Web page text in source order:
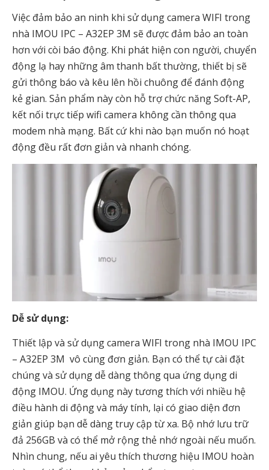
Việc đảm bảo an ninh khi sử dụng camera WIFI trong
nhà IMOU IPC – A32EP 3M sẽ được đảm bảo an toàn
hơn với còi báo động. Khi phát hiện con người, chuyển
động lạ hay những âm thanh bất thường, thiết bị sẽ
gửi thông báo và kêu lên hồi chuông để đánh động
kẻ gian. Sản phẩm này còn hỗ trợ chức năng Soft-AP,
kết nối trực tiếp wifi camera không cần thông qua
modem nhà mạng. Bất cứ khi nào bạn muốn nó hoạt
động đều rất đơn giản và nhanh chóng.
Dễ sử dụng:
Thiết lập và sử dụng camera WIFI trong nhà IMOU IPC
– A32EP 3M vô cùng đơn giản. Bạn có thể tự cài đặt
chúng và sử dụng dễ dàng thông qua ứng dụng di
động IMOU. Ứng dụng này tương thích với nhiều hệ
điều hành di động và máy tính, lại có giao diện đơn
giản giúp bạn dễ dàng truy cập từ xa. Bộ nhớ lưu trữ
đả 256GB và có thể mở rộng thẻ nhớ ngoài nếu muốn.
Nhìn chung, nếu ai yêu thích thương hiệu IMOU hoàn